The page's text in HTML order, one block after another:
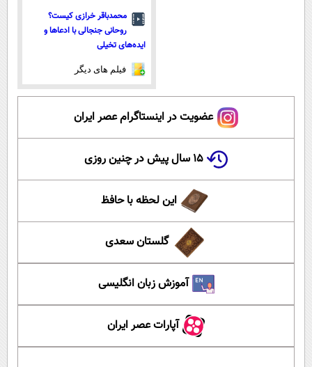
محمدباقر خرازی کیست؟
روحانی جنجالی با ادعاها و
ایده‌های تخیلی
فیلم های دیگر
عضویت در اینستاگرام عصر ایران
۱۵ سال پیش در چنین روزی
این لحظه با حافظ
گلستان سعدی
آموزش زبان انگلیسی
آپارات عصر ایران